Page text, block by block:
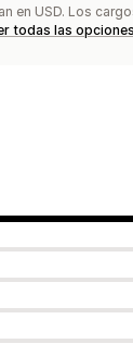
Pagos
con tarjeta de
en USD. Los
todas las